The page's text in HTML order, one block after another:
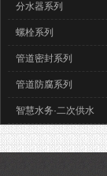
分水器系列
螺栓系列
管道密封系列
管道防腐系列
智慧水务·二次供水